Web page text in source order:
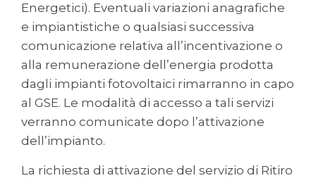
Energetici). Eventuali variazioni anagrafiche
e impiantistiche o qualsiasi successiva
comunicazione relativa all’incentivazione o
alla remunerazione dell’energia prodotta
dagli impianti fotovoltaici rimarranno in capo
al GSE. Le modalità di accesso a tali servizi
verranno comunicate dopo l’attivazione
dell’impianto.
La richiesta di attivazione del servizio di Ritiro